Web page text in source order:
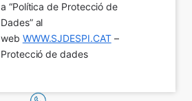
a “Política de Protecció de
Dades” al
web WWW.SJDESPI.CAT –
Protecció de dades